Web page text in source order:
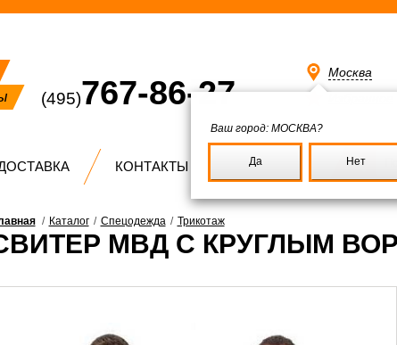
(495)767-86-27
Москва
Ваш город: МОСКВА?
Да Нет
КОНТАКТЫ
/ Каталог / Спецодежда / Трикотаж
МВД С КРУГЛЫМ